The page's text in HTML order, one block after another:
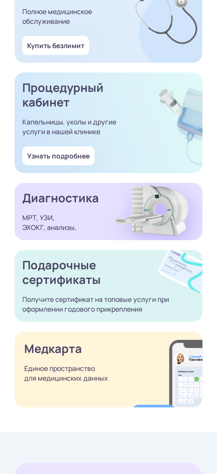
Полное медицинское
обслуживание
Купить безлимит
Процедурный
кабинет
Капельницы, уколы и другие
услуги в нашей клинике
Узнать подробнее
Диагностика
МРТ, УЗИ,
ЭХОКГ, анализы,
Подарочные
сертификаты
Получите сертификат на топовые услуги при
оформлении годового прикрепления
Медкарта
Единое пространство
для медицинских данных